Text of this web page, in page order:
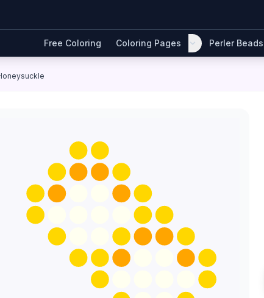
Free Coloring Coloring Pages Perler Beads